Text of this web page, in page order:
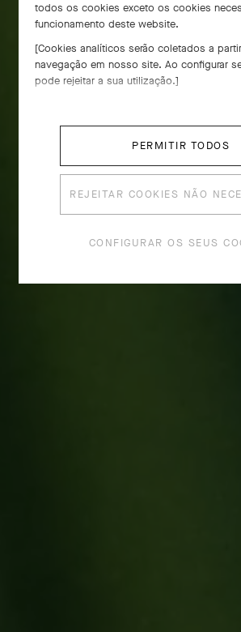
todos os cookies exceto os cookies
funcionamento deste website.
[Cookies analíticos serão coletados a
navegação em nosso site. Ao configurar
pode rejeitar a sua utilização.]
PERMITIR TODOS
REJEITAR COOKIES NÃO
CONFIGURAR OS SEUS